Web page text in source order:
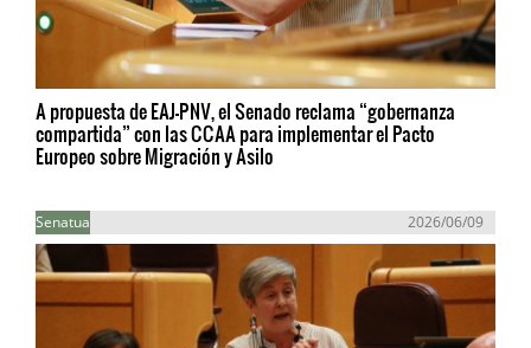
A propuesta de EAJ-PNV, el Senado reclama “gobernanza
compartida” con las CCAA para implementar el Pacto
Europeo sobre Migración y Asilo
Senatua 2026/06/09